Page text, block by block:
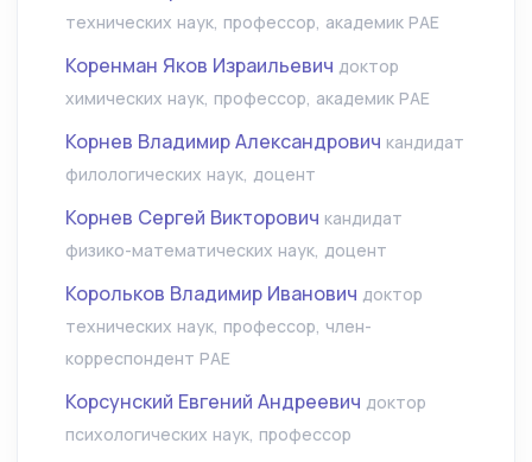
технических наук, профессор, академик РАЕ
Коренман Яков Израильевич доктор
химических наук, профессор, академик РАЕ
Корнев Владимир Александрович кандидат
филологических наук, доцент
Корнев Сергей Викторович кандидат
физико-математических наук, доцент
Корольков Владимир Иванович доктор
технических наук, профессор, член-
корреспондент РАЕ
Корсунский Евгений Андреевич доктор
психологических наук, профессор